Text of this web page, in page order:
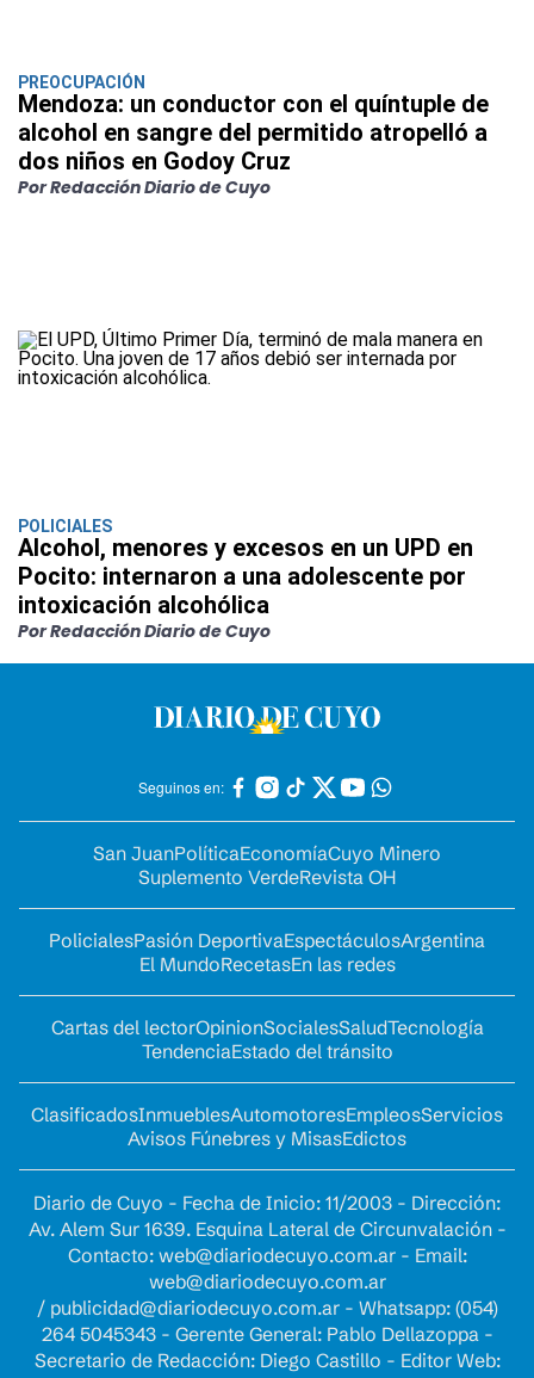
PREOCUPACIÓN
Mendoza: un conductor con el quíntuple de
alcohol en sangre del permitido atropelló a
dos niños en Godoy Cruz
Por Redacción Diario de Cuyo
POLICIALES
Alcohol, menores y excesos en un UPD en
Pocito: internaron a una adolescente por
intoxicación alcohólica
Por Redacción Diario de Cuyo
Seguinos en:
San JuanPolíticaEconomíaCuyo Minero
Suplemento VerdeRevista OH
PolicialesPasión DeportivaEspectáculosArgentina
El MundoRecetasEn las redes
Cartas del lectorOpinionSocialesSaludTecnología
TendenciaEstado del tránsito
ClasificadosInmueblesAutomotoresEmpleosServicios
Avisos Fúnebres y MisasEdictos
Diario de Cuyo - Fecha de Inicio: 11/2003 - Dirección:
Av. Alem Sur 1639. Esquina Lateral de Circunvalación -
Contacto: web@diariodecuyo.com.ar- Email:
web@diariodecuyo.com.ar
/ publicidad@diariodecuyo.com.ar- Whatsapp: (054)
264 5045343 - Gerente General: Pablo Dellazoppa -
Secretario de Redacción: Diego Castillo - Editor Web: